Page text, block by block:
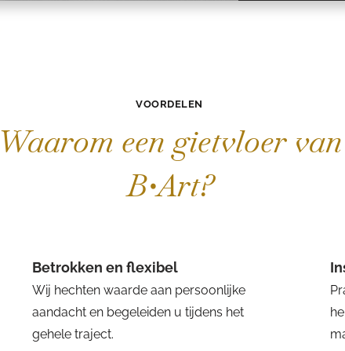
VOORDELEN
Waarom een gietvloer van
B•Art?
Betrokken en flexibel
Wij hechten waarde aan persoonlijke
aandacht en begeleiden u tijdens het
gehele traject.